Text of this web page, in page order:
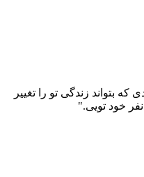
بتواند زندگی تو را تغییر
خود تویی."